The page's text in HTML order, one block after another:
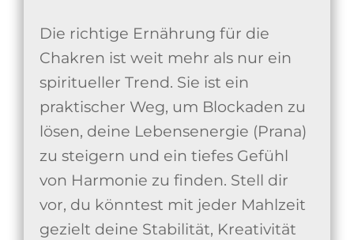
Die richtige Ernährung für die
Chakren ist weit mehr als nur ein
spiritueller Trend. Sie ist ein
praktischer Weg, um Blockaden zu
lösen, deine Lebensenergie (Prana)
zu steigern und ein tiefes Gefühl
von Harmonie zu finden. Stell dir
vor, du könntest mit jeder Mahlzeit
gezielt deine Stabilität, Kreativität